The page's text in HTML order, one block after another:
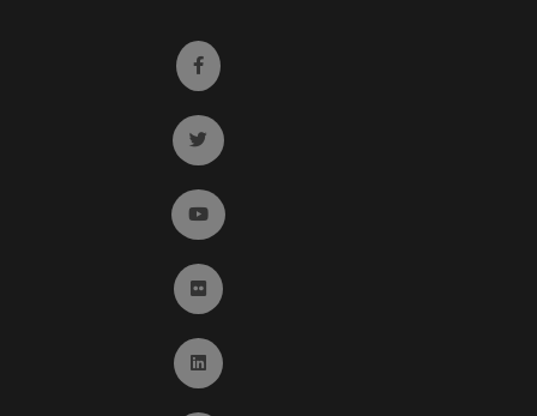
Ir a facebook (abre en ventana nueva)
Ir a twitter (abre en ventana nueva)
Ir a YouTube (abre en ventana nueva)
Ir a Flickr (abre en ventana nueva)
Ir a Linkedin (abre en ventana nueva)